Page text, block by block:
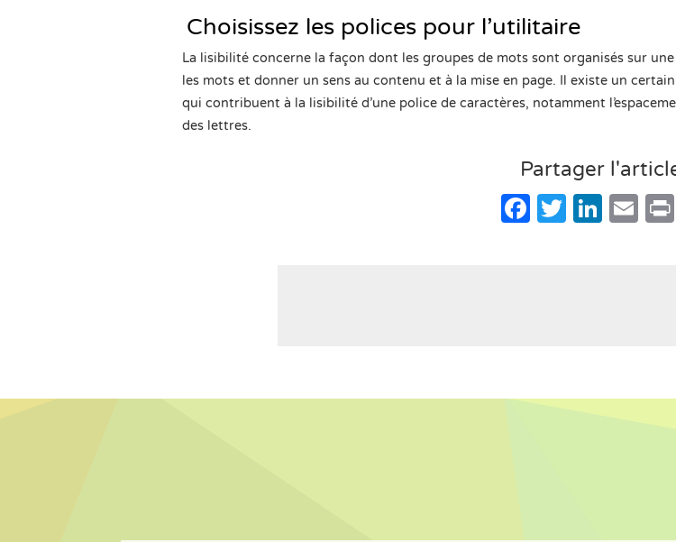
Choisissez les polices pour l’utilitaire
La lisibilité concerne la façon dont les groupes de mots sont organisés sur
les mots et donner un sens au contenu et à la mise en page. Il existe un
qui contribuent à la lisibilité d’une police de caractères, notamment
des lettres.
Partager
Facebook
Twitter